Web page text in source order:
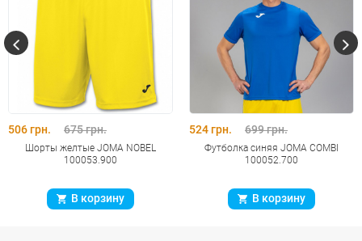
506 грн. 675 грн.
Шорты желтые JOMA NOBEL
100053.900
В корзину
524 грн. 699 грн.
Футболка синяя JOMA COMBI
100052.700
В корзину